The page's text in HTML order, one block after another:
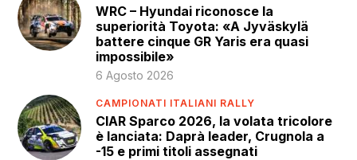
WRC – Hyundai riconosce la
superiorità Toyota: «A Jyväskylä
battere cinque GR Yaris era quasi
impossibile»
6 Agosto 2026
CAMPIONATI ITALIANI RALLY
CIAR Sparco 2026, la volata tricolore
è lanciata: Daprà leader, Crugnola a
-15 e primi titoli assegnati